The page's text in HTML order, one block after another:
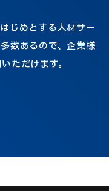
じめとする人材サー
数あるので、企業様
ただけます。